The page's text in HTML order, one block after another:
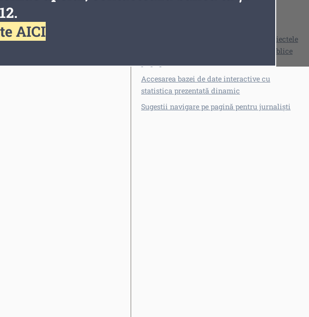
Fonturi Cursor
AICI
Înaintarea propunerilor cu privire la proiectele
actelor normative supuse consultării publice
Accesarea bazei de date interactive cu
statistica prezentată dinamic
Sugestii navigare pe pagină pentru jurnaliști